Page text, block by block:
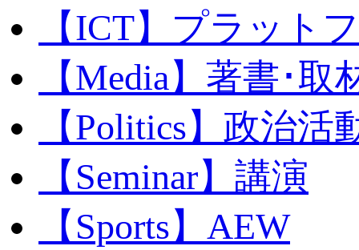
【ICT】プラット
【Media】著書･取
【Politics】政治活
【Seminar】講演
【Sports】AEW